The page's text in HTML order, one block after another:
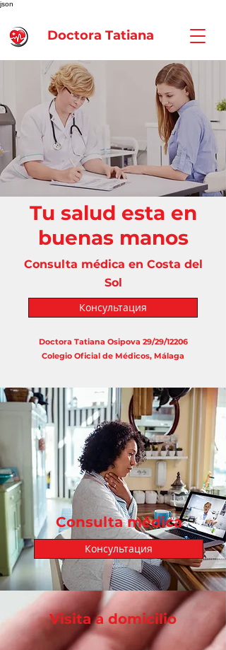
json
Doctora Tatiana
Tu salud esta en
buenas manos
Consulta médica en Costa del
Sol
Консультация
Doctora Tatiana Osipova 29/29/12206
Colegio Oficial de Médicos, Málaga
Consulta médica
Консультация
Visita a domicilio